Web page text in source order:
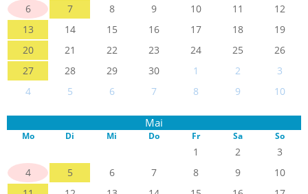
6
7 8 9 10 11
12
13
14 15 16 17 18
19
20
21 22 23 24 25
26
27
28 29 30 1 2
3
4
5 6 7 8 9 10
Mai
Mo Di Mi Do Fr Sa So
1 2
3
4
5 6 7 8 9
10